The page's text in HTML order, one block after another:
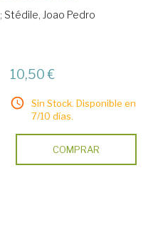
; Stédile, Joao Pedro
10,50 €
Sin Stock. Disponible en
7/10 días.
COMPRAR